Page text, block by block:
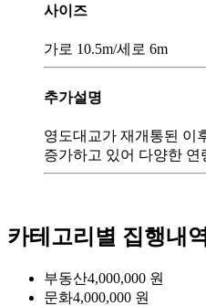
사이즈
가로 10.5m/세로 6m
추가설명
영도대교가 재개통된 이
증가하고 있어 다양한
카테고리별 집행내역
부동산4,000,000 원
문화4,000,000 원